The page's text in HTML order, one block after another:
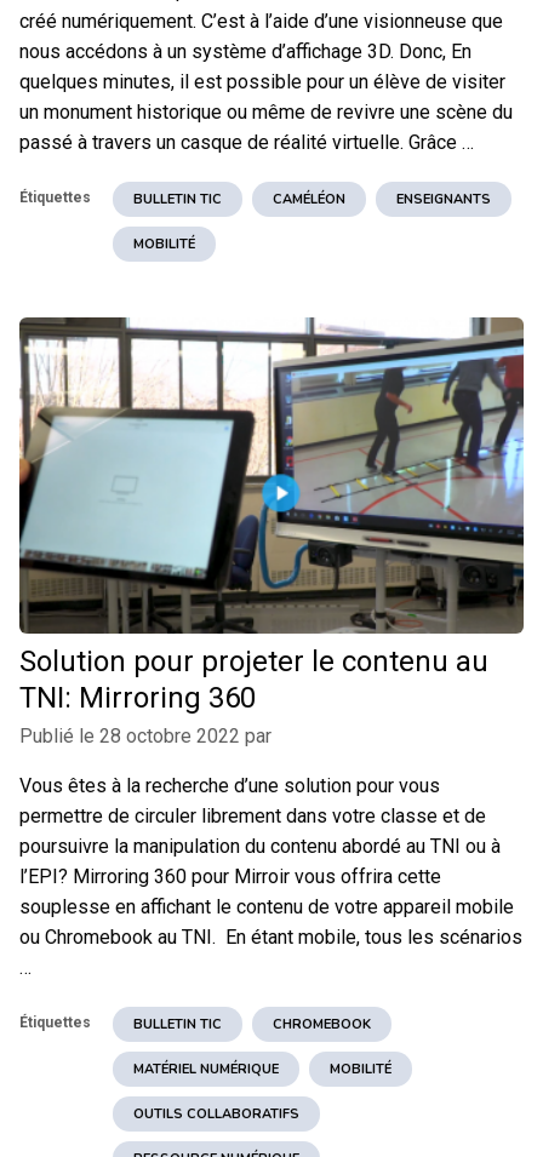
créé numériquement. C’est à l’aide d’une visionneuse que
nous accédons à un système d’affichage 3D. Donc, En
quelques minutes, il est possible pour un élève de visiter
un monument historique ou même de revivre une scène du
passé à travers un casque de réalité virtuelle. Grâce …
Étiquettes BULLETIN TIC CAMÉLÉON ENSEIGNANTS
MOBILITÉ
Solution pour projeter le contenu au
TNI: Mirroring 360
Publié le 28 octobre 2022 par
Vous êtes à la recherche d’une solution pour vous
permettre de circuler librement dans votre classe et de
poursuivre la manipulation du contenu abordé au TNI ou à
l’EPI? Mirroring 360 pour Mirroir vous offrira cette
souplesse en affichant le contenu de votre appareil mobile
ou Chromebook au TNI. En étant mobile, tous les scénarios
…
Étiquettes BULLETIN TIC CHROMEBOOK
MATÉRIEL NUMÉRIQUE MOBILITÉ
OUTILS COLLABORATIFS